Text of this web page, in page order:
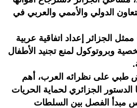
الدولي والأممي والعربي في
الجزائر إعداد اتفاقية عربية
وبروتوكول لمنع تجنيد الأطفال
طبي على نظرائه العرب، أهم
الدستور الجزائري لحماية الحريات
مبدأ الفصل بين السلطات